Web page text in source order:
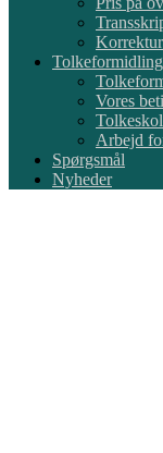
Korrektur
Tolkeformidling
Vores
Arbejd
Spørgsmål
Nyheder